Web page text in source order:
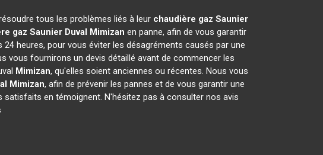
tous les problèmes liés à leur chaudière gaz Saunier
gaz Saunier Duval Mimizan en panne, afin de vous garantir
heures, pour vous éviter les désagréments causés par une
fournirons un devis détaillé avant de commencer les
Mimizan, qu'elles soient anciennes ou récentes. Nous vous
Mimizan, afin de prévenir les pannes et de vous garantir une
en témoignent. N'hésitez pas à consulter nos avis